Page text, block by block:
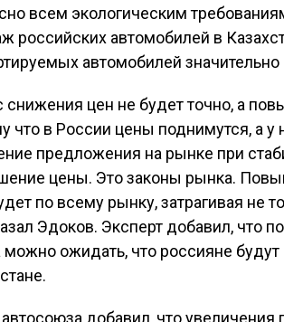
всем экологическим
российских автомобилей в
автомобилей значительно
снижения цен не будет точно, а
что в России цены поднимутся, а
предложения на рынке при
цены. Это законы рынка.
по всему рынку, затрагивая не
Эдоков. Эксперт добавил, что
можно ожидать, что россияне будут
автосоюза добавил, что